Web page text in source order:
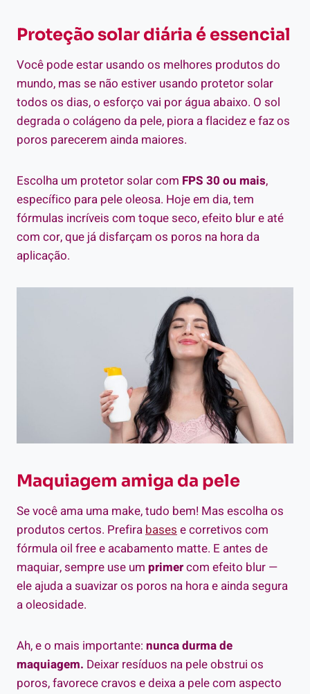
Proteção solar diária é essencial
Você pode estar usando os melhores produtos do
mundo, mas se não estiver usando protetor solar
todos os dias, o esforço vai por água abaixo. O sol
degrada o colágeno da pele, piora a flacidez e faz os
poros parecerem ainda maiores.
Escolha um protetor solar com FPS 30 ou mais,
específico para pele oleosa. Hoje em dia, tem
fórmulas incríveis com toque seco, efeito blur e até
com cor, que já disfarçam os poros na hora da
aplicação.
Maquiagem amiga da pele
Se você ama uma make, tudo bem! Mas escolha os
produtos certos. Prefira bases e corretivos com
fórmula oil free e acabamento matte. E antes de
maquiar, sempre use um primercom efeito blur —
ele ajuda a suavizar os poros na hora e ainda segura
a oleosidade.
Ah, e o mais importante: nunca durma de
maquiagem. Deixar resíduos na pele obstrui os
poros, favorece cravos e deixa a pele com aspecto